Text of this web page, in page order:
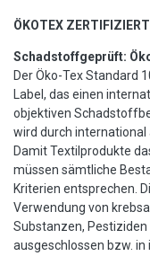
ÖKOTEX
Schadstoffgeprüft:
Der Öko-Tex Standard
Label, das einen
objektiven
wird durch international
Damit Textilprodukte
müssen sämtliche
Kriterien entsprechen.
Verwendung von
Substanzen,
ausgeschlossen bzw.